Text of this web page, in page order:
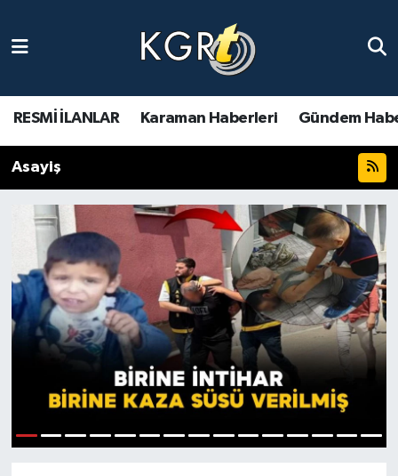
RESMİ İLANLAR Karaman Haberleri Gündem
Asayiş
Gündem Haberleri
Güncel Haberler
Spor Haberleri
Asayiş Haberleri
Ulusal Haberler
Vefat Edenler